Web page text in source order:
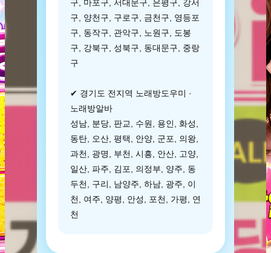
구, 마포구, 서대문구, 은평구, 강서
구, 양천구, 구로구, 금천구, 영등포
구, 동작구, 관악구, 노원구, 도봉
구, 강북구, 성북구, 동대문구, 중랑
구
✔ 경기도 전지역 노래방도우미 ·
노래방알바
성남, 분당, 판교, 수원, 용인, 화성,
동탄, 오산, 평택, 안양, 군포, 의왕,
과천, 광명, 부천, 시흥, 안산, 고양,
일산, 파주, 김포, 의정부, 양주, 동
두천, 구리, 남양주, 하남, 광주, 이
천, 여주, 양평, 안성, 포천, 가평, 연
천